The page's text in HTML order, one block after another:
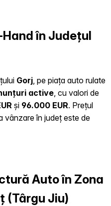
în Județul
Gorj , pe piața auto rulate
active , cu valori de
și 96.000 EUR. Prețul
vânzare în județ este de
Auto în Zona
(Târgu Jiu)